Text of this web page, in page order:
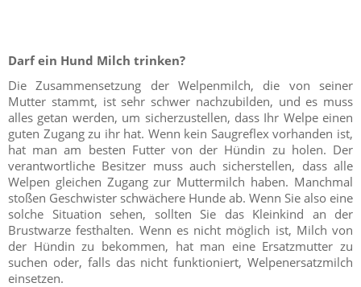
Darf ein Hund Milch trinken?
Die Zusammensetzung der Welpenmilch, die von seiner
Mutter stammt, ist sehr schwer nachzubilden, und es muss
alles getan werden, um sicherzustellen, dass Ihr Welpe einen
guten Zugang zu ihr hat. Wenn kein Saugreflex vorhanden ist,
hat man am besten Futter von der Hündin zu holen. Der
verantwortliche Besitzer muss auch sicherstellen, dass alle
Welpen gleichen Zugang zur Muttermilch haben. Manchmal
stoßen Geschwister schwächere Hunde ab. Wenn Sie also eine
solche Situation sehen, sollten Sie das Kleinkind an der
Brustwarze festhalten. Wenn es nicht möglich ist, Milch von
der Hündin zu bekommen, hat man eine Ersatzmutter zu
suchen oder, falls das nicht funktioniert, Welpenersatzmilch
einsetzen.